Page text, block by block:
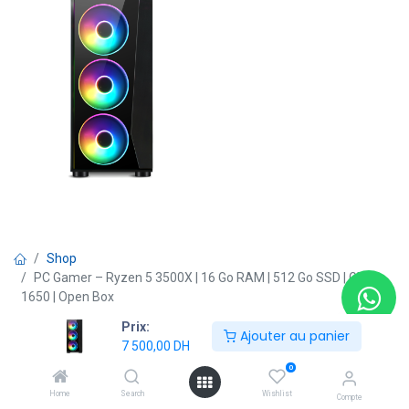
Prix:
7 500,00 DH
Ajouter au panier
Home Search
0
Wishlist Compte
Shop
PC Gamer – Ryzen 5 3500X | 16 Go RAM | 512 Go SSD | GTX
1650 | Open Box
PC Gamer – Ryzen 5 3500X | 16 Go
RAM | 512 Go SSD | GTX 1650 | Open